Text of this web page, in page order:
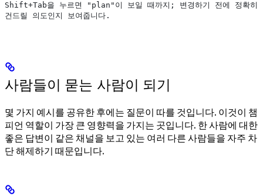
Shift+Tab을 누르면 "plan"이 보일 때까지; 변경하기 전에 정확히
건드릴 의도인지 보여줍니다.
사람들이 묻는 사람이 되기
몇 가지 예시를 공유한 후에는 질문이 따를 것입니다. 이것이 챔
피언 역할이 가장 큰 영향력을 가지는 곳입니다. 한 사람에 대한
좋은 답변이 같은 채널을 보고 있는 여러 다른 사람들을 자주 차
단 해제하기 때문입니다.